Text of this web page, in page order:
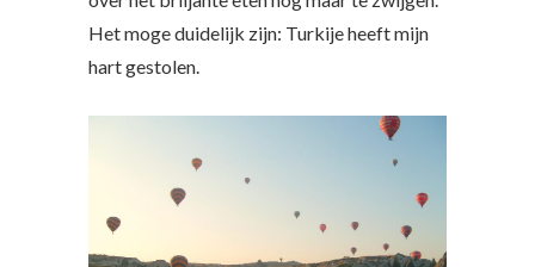
Het moge duidelijk zijn: Turkije heeft mijn
hart gestolen.